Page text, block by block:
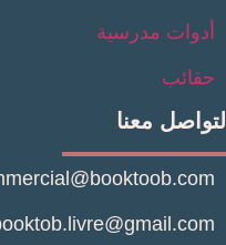
مدرسية
معنا